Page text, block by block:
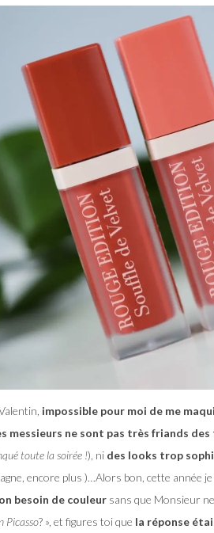
impossible pour moi de me
messieurs ne sont pas très friands
toute la soirée !), ni des looks trop
encore plus )…Alors bon, cette année
besoin de couleur sans que Monsieur
Picasso? », et figures toi que la réponse